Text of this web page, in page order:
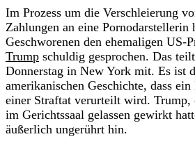
Im Prozess um die Verschleierung
Zahlungen an eine Pornodarstellerin
Geschworenen den ehemaligen US-
Trump schuldig gesprochen. Das
Donnerstag in New York mit. Es ist
amerikanischen Geschichte, dass
einer Straftat verurteilt wird. Trump,
im Gerichtssaal gelassen gewirkt
äußerlich ungerührt hin.